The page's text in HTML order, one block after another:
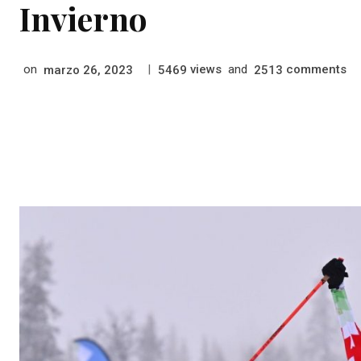
Invierno
on marzo 26, 2023 5469 views and 2513 comments